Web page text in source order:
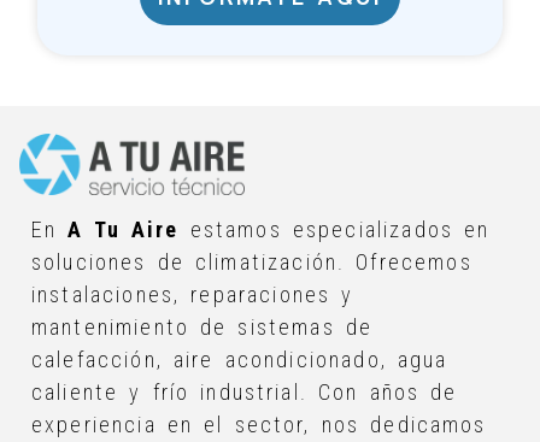
EnA Tu Aire
estamos especializados en
soluciones de climatización. Ofrecemos
instalaciones, reparaciones y
mantenimiento de sistemas de
calefacción, aire acondicionado, agua
caliente y frío industrial. Con años de
experiencia en el sector, nos dedicamos